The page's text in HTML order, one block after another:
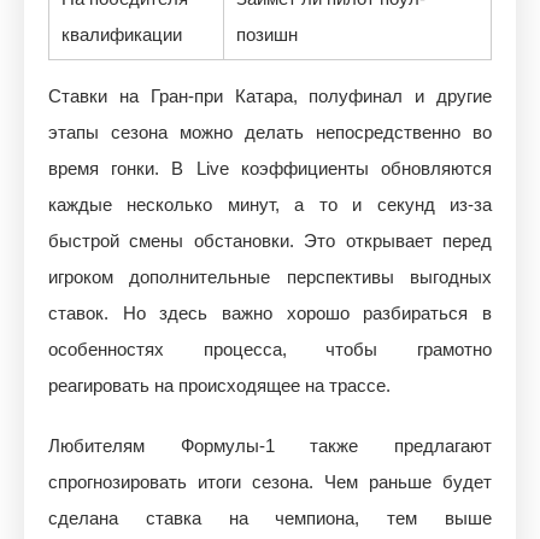
квалификации
позишн
Ставки на Гран-при Катара, полуфинал и другие
этапы сезона можно делать непосредственно во
время гонки. В Live коэффициенты обновляются
каждые несколько минут, а то и секунд из-за
быстрой смены обстановки. Это открывает перед
игроком дополнительные перспективы выгодных
ставок. Но здесь важно хорошо разбираться в
особенностях процесса, чтобы грамотно
реагировать на происходящее на трассе.
Любителям Формулы-1 также предлагают
спрогнозировать итоги сезона. Чем раньше будет
сделана ставка на чемпиона, тем выше